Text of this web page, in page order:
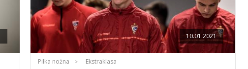
10.01.2021
Piłka nożna Ekstraklasa